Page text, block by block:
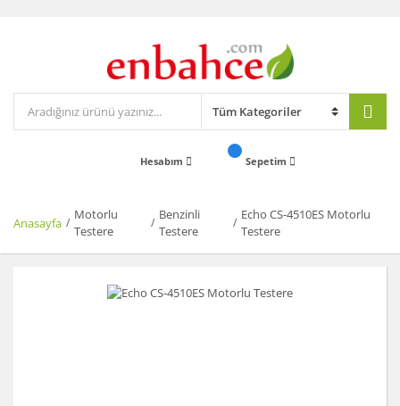
Hesabım Sepetim
Anasayfa
Motorlu
Testere
Benzinli
Testere
Echo CS-4510ES Motorlu
Testere